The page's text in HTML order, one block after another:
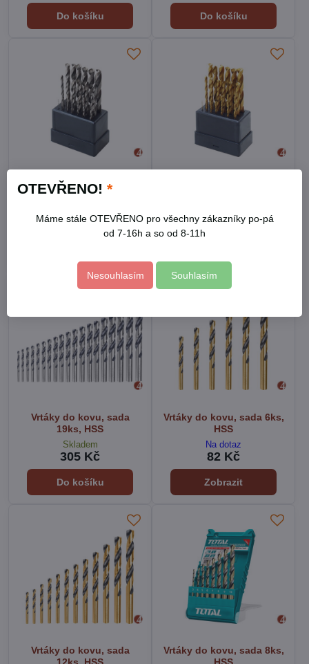
Do košíku Do košíku
Vrtáky do kovu, sada
19ks, O 1-10mm, HSS
305 Kč 335 Kč
Vrtáky do kovu, sada
19ks, HSS
Skladem
305 Kč
Do košíku
Vrtáky do kovu, sada 6ks,
HSS
Na dotaz
82 Kč
Zobrazit
Vrtáky do kovu, sada
Vrtáky do kovu, sada 8ks,
OTEVŘENO! *
Máme stále OTEVŘENO pro všechny zákazníky po-pá
od 7-16h a so od 8-11h
Nesouhlasím Souhlasím